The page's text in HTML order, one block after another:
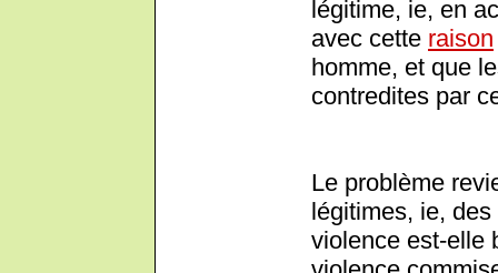
légitime, ie, en
avec cette raison
homme, et que
contredites par
Le problème
légitimes, ie,
violence est-elle